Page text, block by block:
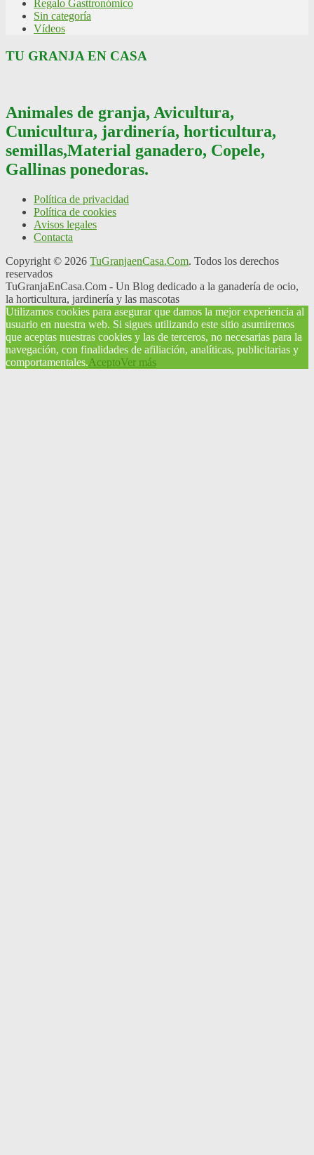
Regalo Gasttronómico
Sin categoría
Vídeos
TU GRANJA EN CASA
Animales de granja, Avicultura,
Cunicultura, jardinería, horticultura,
semillas,Material ganadero, Copele,
Gallinas ponedoras.
Política de privacidad
Política de cookies
Avisos legales
Contacta
Copyright © 2026 TuGranjaenCasa.Com. Todos los derechos
reservados
TuGranjaEnCasa.Com - Un Blog dedicado a la ganadería de ocio,
la horticultura, jardinería y las mascotas
Utilizamos cookies para asegurar que damos la mejor experiencia al
usuario en nuestra web. Si sigues utilizando este sitio asumiremos
que aceptas nuestras cookies y las de terceros, no necesarias para la
navegación, con finalidades de afiliación, analíticas, publicitarias y
comportamentales.AceptoVer más